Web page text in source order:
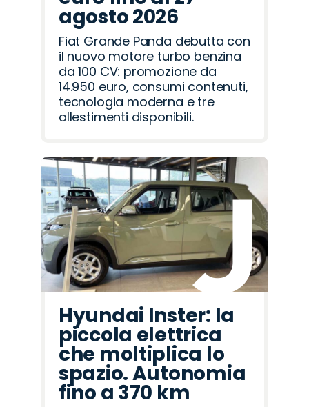
agosto 2026
Fiat Grande Panda debutta con
il nuovo motore turbo benzina
da 100 CV: promozione da
14.950 euro, consumi contenuti,
tecnologia moderna e tre
allestimenti disponibili.
Hyundai Inster: la
piccola elettrica
che moltiplica lo
spazio. Autonomia
fino a 370 km